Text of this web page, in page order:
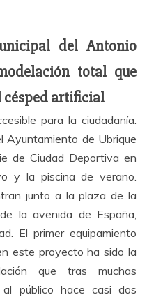
del Antonio
total que
artificial
para la ciudadanía.
Ayuntamiento de Ubrique
de Ciudad Deportiva en
y la piscina de verano.
junto a la plaza de la
la avenida de España,
El primer equipamiento
este proyecto ha sido la
que tras muchas
al público hace casi dos